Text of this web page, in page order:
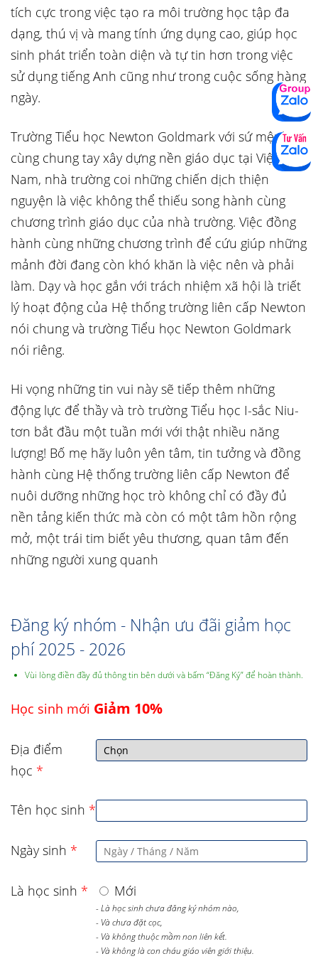
tích cực trong việc tạo ra môi trường học tập đa
dạng, thú vị và mang tính ứng dụng cao, giúp học
sinh phát triển toàn diện và tự tin hơn trong việc
sử dụng tiếng Anh cũng như trong cuộc sống hàng
ngày.
Trường Tiểu học Newton Goldmark với sứ mệnh
cùng chung tay xây dựng nền giáo dục tại Việt
Nam, nhà trường coi những chiến dịch thiện
nguyện là việc không thể thiếu song hành cùng
chương trình giáo dục của nhà trường. Việc đồng
hành cùng những chương trình để cứu giúp những
mảnh đời đang còn khó khăn là việc nên và phải
làm. Dạy và học gắn với trách nhiệm xã hội là triết
lý hoạt động của Hệ thống trường liên cấp Newton
nói chung và trường Tiểu học Newton Goldmark
nói riêng.
Hi vọng những tin vui này sẽ tiếp thêm những
động lực để thầy và trò trường Tiểu học I-sắc Niu-
tơn bắt đầu một tuần mới với thật nhiều năng
lượng! Bố mẹ hãy luôn yên tâm, tin tưởng và đồng
hành cùng Hệ thống trường liên cấp Newton để
nuôi dưỡng những học trò không chỉ có đầy đủ
nền tảng kiến thức mà còn có một tâm hồn rộng
mở, một trái tim biết yêu thương, quan tâm đến
những người xung quanh
Đăng ký nhóm - Nhận ưu đãi giảm học
phí 2025 - 2026
Vùi lòng điền đầy đủ thông tin bên dưới và bấm “Đăng Ký” để hoàn thành.
Học sinh mới Giảm 10%
Địa điểm
học *
Tên học sinh *
Ngày sinh *
Là học sinh * Mới
- Là học sinh chưa đăng ký nhóm nào,
- Và chưa đặt cọc,
- Và không thuộc mầm non liên kết.
- Và không là con cháu giáo viên giới thiệu.